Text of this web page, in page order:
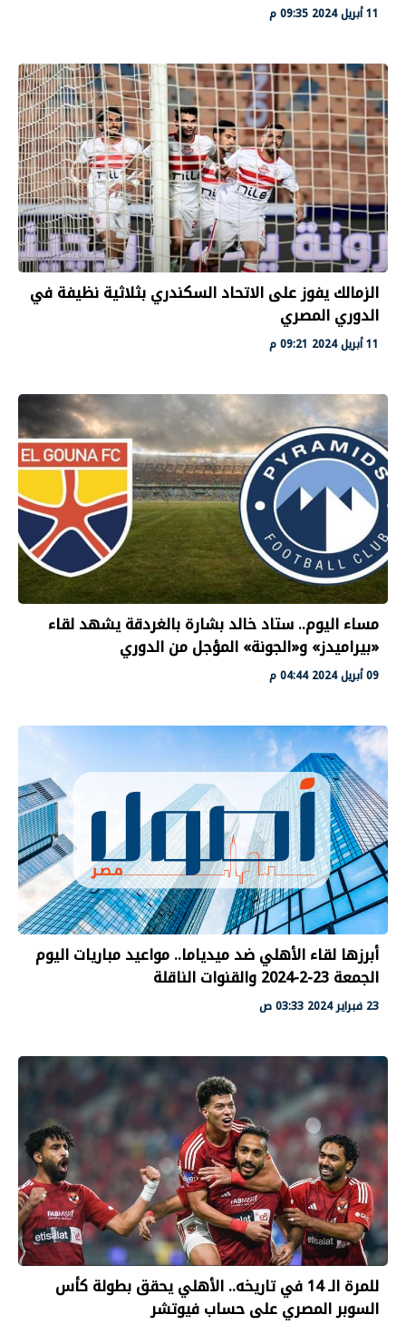
11 أبريل 2024 09:35 م
الزمالك يفوز على الاتحاد السكندري بثلاثية نظيفة في
الدوري المصري
11 أبريل 2024 09:21 م
مساء اليوم.. ستاد خالد بشارة بالغردقة يشهد لقاء
«بيراميدز» و«الجونة» المؤجل من الدوري
09 أبريل 2024 04:44 م
أبرزها لقاء الأهلي ضد ميدياما.. مواعيد مباريات اليوم
الجمعة 23-2-2024 والقنوات الناقلة
23 فبراير 2024 03:33 ص
للمرة الـ 14 في تاريخه.. الأهلي يحقق بطولة كأس
السوبر المصري على حساب فيوتشر